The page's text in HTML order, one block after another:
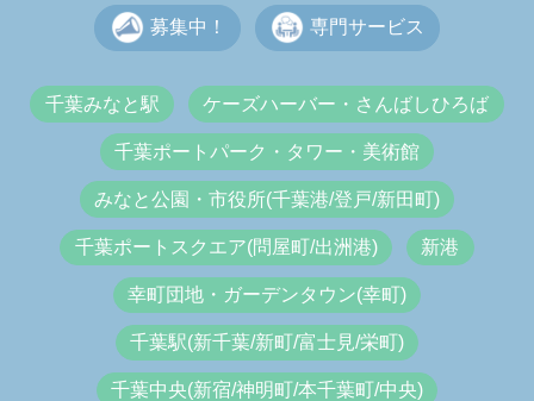
募集中！ 専門サービス
千葉みなと駅 ケーズハーバー・さんばしひろば
千葉ポートパーク・タワー・美術館
みなと公園・市役所(千葉港/登戸/新田町)
千葉ポートスクエア(問屋町/出洲港) 新港
幸町団地・ガーデンタウン(幸町)
千葉駅(新千葉/新町/富士見/栄町)
千葉中央(新宿/神明町/本千葉町/中央)